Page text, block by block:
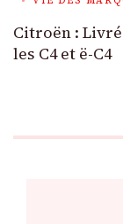
Citroën :
les C4 et ë-C4